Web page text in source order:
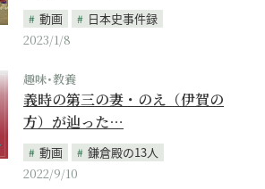
動画
日本史事件録
2023/1/8
趣味･教養
義時の第三の妻・のえ（伊賀の
方）が辿った…
動画
鎌倉殿の13人
2022/9/10